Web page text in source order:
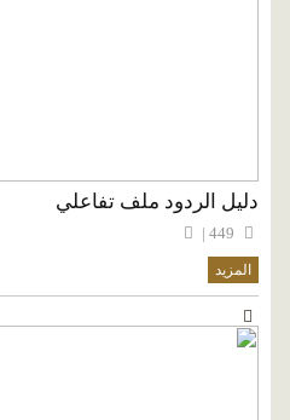
دليل الردود ملف تفاعلي
المزيد